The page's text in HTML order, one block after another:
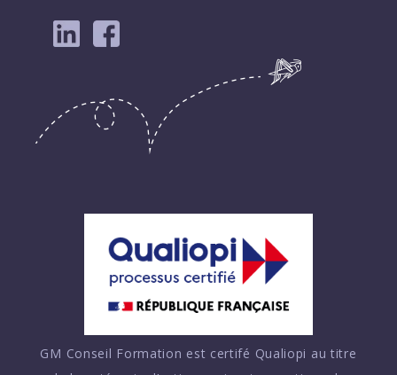
GM Conseil Formation est certifé Qualiopi au titre